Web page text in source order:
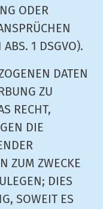
ODER
1 DSGVO).
DATEN
ZU
RECHT,
DIE
ZUM ZWECKE
DIES
SOWEIT ES